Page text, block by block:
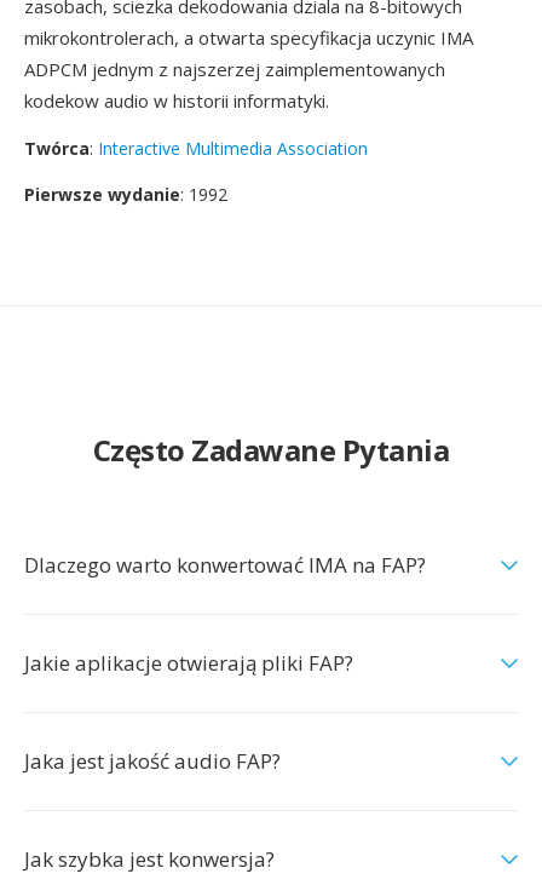
zasobach, sciezka dekodowania dziala na 8-bitowych
mikrokontrolerach, a otwarta specyfikacja uczynic IMA
ADPCM jednym z najszerzej zaimplementowanych
kodekow audio w historii informatyki.
Twórca: Interactive Multimedia Association
Pierwsze wydanie: 1992
Często Zadawane Pytania
Dlaczego warto konwertować IMA na FAP?
Jakie aplikacje otwierają pliki FAP?
Jaka jest jakość audio FAP?
Jak szybka jest konwersja?